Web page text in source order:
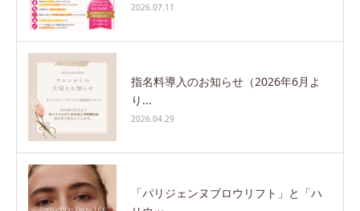
2026.07.11
指名料導入のお知らせ（2026年6月よ
り...
2026.04.29
「パリジェンヌブロウリフト」と「ハ